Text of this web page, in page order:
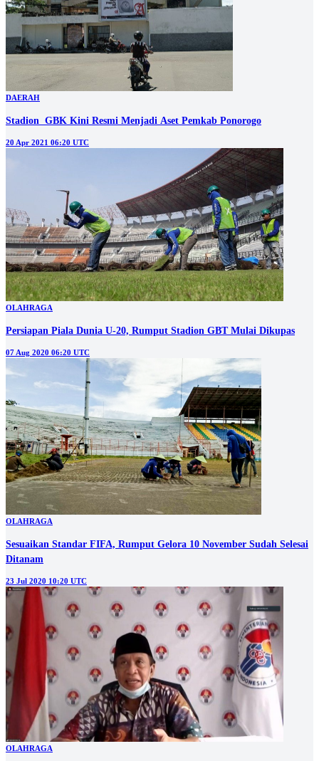
DAERAH
Stadion GBK Kini Resmi Menjadi Aset Pemkab Ponorogo
20 Apr 2021 06:20 UTC
OLAHRAGA
Persiapan Piala Dunia U-20, Rumput Stadion GBT Mulai Dikupas
07 Aug 2020 06:20 UTC
OLAHRAGA
Sesuaikan Standar FIFA, Rumput Gelora 10 November Sudah Selesai
Ditanam
23 Jul 2020 10:20 UTC
OLAHRAGA